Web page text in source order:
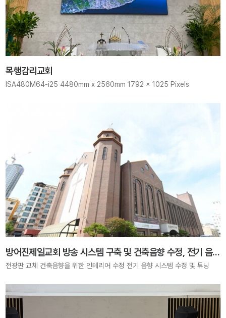
목행감리교회
ISA480M64-i25 4480mm x 2560mm 1792 x 1025 Pixels
방어진제일교회 방송 시스템 구축 및 건축음향 수정, 전기 음향 시스템 수정
전광판 교체 건축음향을 위한 인테리어 수정 전기 음향 시스템 수정 및 튜닝